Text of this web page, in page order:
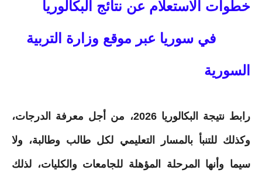
خطوات الاستعلام عن نتائج البكالوريا
2026 في سوريا عبر موقع وزارة التربية
السورية
رابط نتيجة البكالوريا 2026، من أجل معرفة الدرجات،
وكذلك للتنبأ بالمسار التعليمي لكل طالب وطالبة، ولا
سيما وأنها المرحلة المؤهلة للجامعات والكليات، لذلك